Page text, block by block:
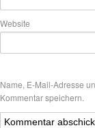
Website
Name, E-Mail-Adresse
Kommentar speichern.